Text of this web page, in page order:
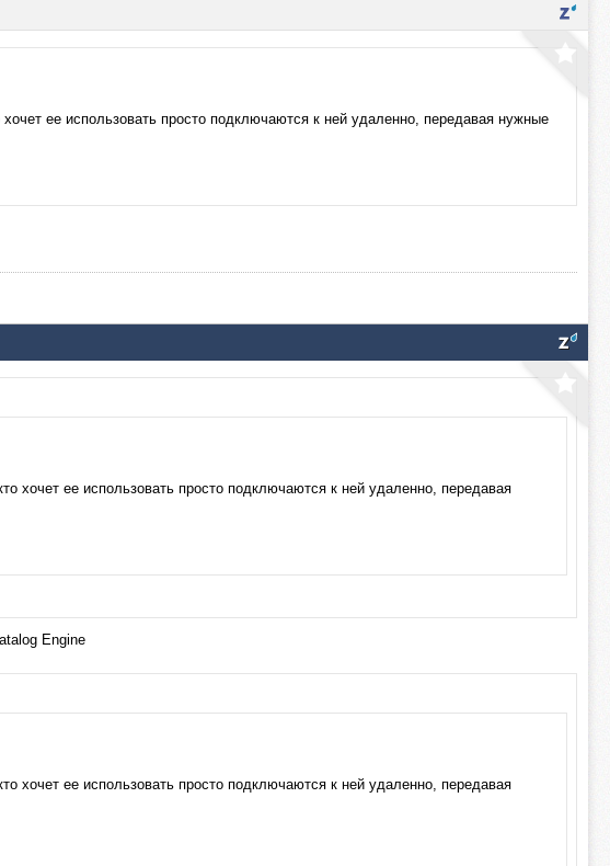
ее использовать просто подключаются к ней удаленно, передавая нужные
хочет ее использовать просто подключаются к ней удаленно, передавая
Engine
хочет ее использовать просто подключаются к ней удаленно, передавая